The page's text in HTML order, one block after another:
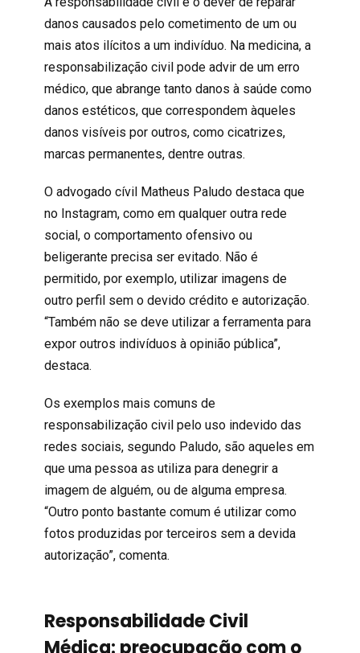
danos causados pelo cometimento de um ou
mais atos ilícitos a um indivíduo. Na medicina, a
responsabilização civil pode advir de um erro
médico, que abrange tanto danos à saúde como
danos estéticos, que correspondem àqueles
danos visíveis por outros, como cicatrizes,
marcas permanentes, dentre outras.
O advogado cívil Matheus Paludo destaca que
no Instagram, como em qualquer outra rede
social, o comportamento ofensivo ou
beligerante precisa ser evitado. Não é
permitido, por exemplo, utilizar imagens de
outro perfil sem o devido crédito e autorização.
“Também não se deve utilizar a ferramenta para
expor outros indivíduos à opinião pública”,
destaca.
Os exemplos mais comuns de
responsabilização civil pelo uso indevido das
redes sociais, segundo Paludo, são aqueles em
que uma pessoa as utiliza para denegrir a
imagem de alguém, ou de alguma empresa.
“Outro ponto bastante comum é utilizar como
fotos produzidas por terceiros sem a devida
autorização”, comenta.
Responsabilidade Civil
Médica: preocupação com o